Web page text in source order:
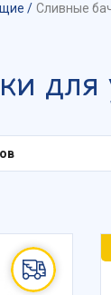
Сливные
для